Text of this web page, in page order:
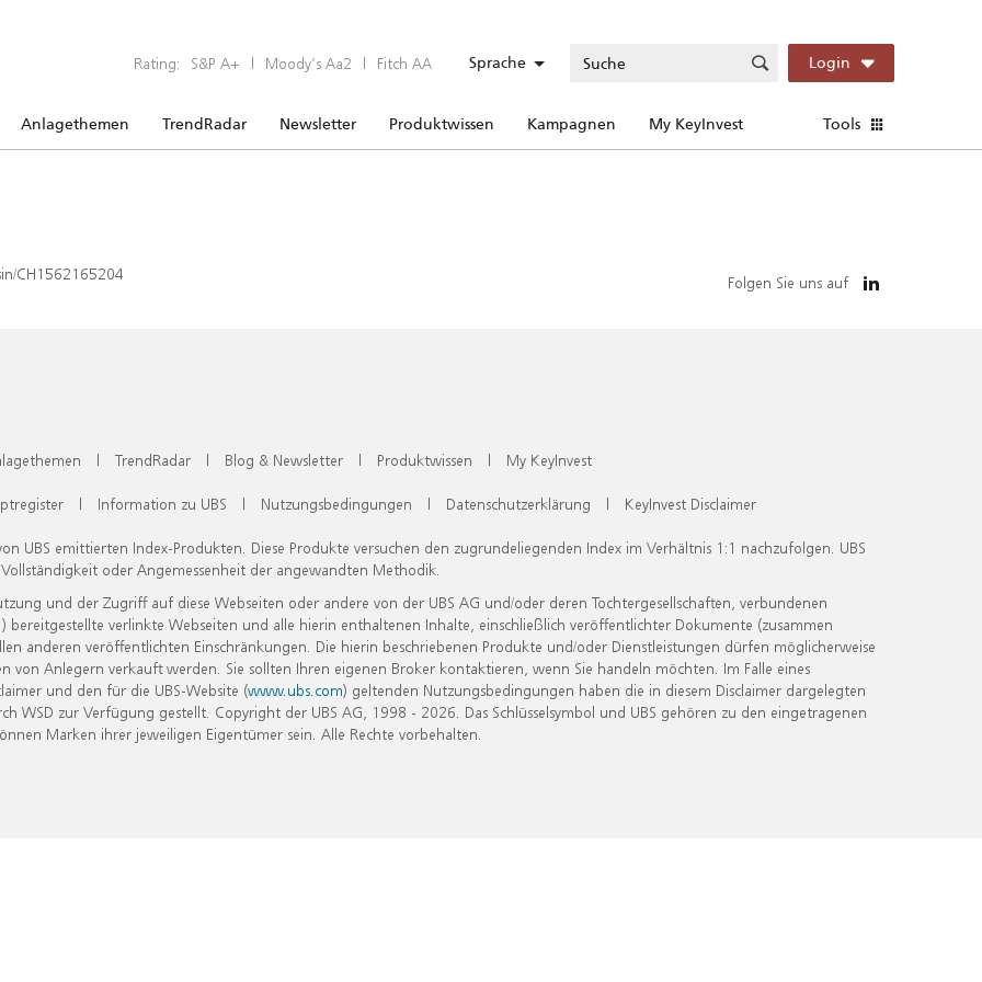
Rating: S&P A+ | Moody’s Aa2 | Fitch AA Sprache Login
Anlagethemen TrendRadar Newsletter Produktwissen Kampagnen My KeyInvest Tools
CH1562165204 Folgen Sie uns auf
| TrendRadar | Blog & Newsletter | Produktwissen | My KeyInvest
| Information zu UBS | Nutzungsbedingungen | Datenschutzerklärung | KeyInvest Disclaimer
UBS emittierten Index-Produkten. Diese Produkte versuchen den zugrundeliegenden Index im Verhältnis 1:1 nachzufolgen. UBS
oder Angemessenheit der angewandten Methodik.
und der Zugriff auf diese Webseiten oder andere von der UBS AG und/oder deren Tochtergesellschaften, verbundenen
verlinkte Webseiten und alle hierin enthaltenen Inhalte, einschließlich veröffentlichter Dokumente (zusammen
anderen veröffentlichten Einschränkungen. Die hierin beschriebenen Produkte und/oder Dienstleistungen dürfen möglicherweise
Anlegern verkauft werden. Sie sollten Ihren eigenen Broker kontaktieren, wenn Sie handeln möchten. Im Falle eines
und den für die UBS-Website (www.ubs.com) geltenden Nutzungsbedingungen haben die in diesem Disclaimer dargelegten
zur Verfügung gestellt. Copyright der UBS AG, 1998 - 2026. Das Schlüsselsymbol und UBS gehören zu den eingetragenen
Marken ihrer jeweiligen Eigentümer sein. Alle Rechte vorbehalten.